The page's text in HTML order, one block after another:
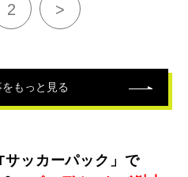
2 >
もっと見る
サッカーパック」で